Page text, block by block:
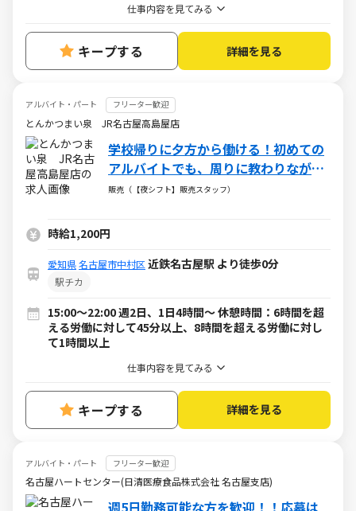
仕事内容を見てみる
キープする 詳細を見る
アルバイト・パート フリーター歓迎
とんかつまい泉 JR名古屋高島屋店
学校帰りに夕方から働ける！初めての
アルバイトでも、周りに教わりながら
成長できる販売スタッフ
販売（【夜シフト】販売スタッフ）
時給1,200円
愛知県名古屋市中村区 近鉄名古屋駅 より徒歩0分
駅チカ
15:00～22:00 週2日、1日4時間～ 休憩時間：6時間を超
える労働に対して45分以上、8時間を超える労働に対し
て1時間以上
仕事内容を見てみる
キープする 詳細を見る
アルバイト・パート フリーター歓迎
名古屋ハートセンター(日清医療食品株式会社 名古屋支店)
週5日勤務可能な方を歓迎！！応募は